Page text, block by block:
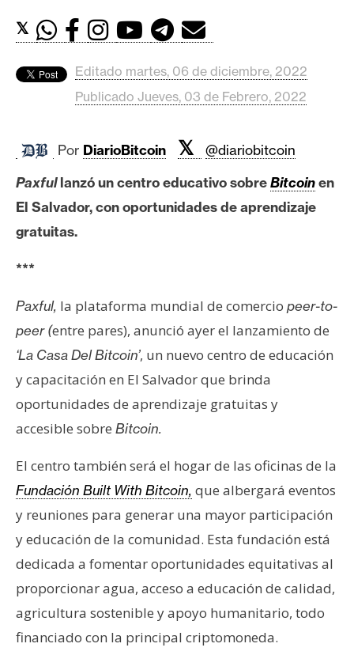
d
o
s
i
c
o
i
n
E
t
h
e
r
u
m
I
A
A
n
á
l
i
𝕏
Editado martes, 06 de diciembre, 2022
Publicado Jueves, 03 de Febrero, 2022
Por DiarioBitcoin 𝕏
@diariobitcoin
Paxfullanzó un centro educativo sobreBitcoinen
El Salvador, con oportunidades de aprendizaje
gratuitas.
***
Paxful, la plataforma mundial de comercio peer-to-
peer (entre pares), anunció ayer el lanzamiento de
‘La Casa Del Bitcoin’, un nuevo centro de educación
y capacitación en El Salvador que brinda
oportunidades de aprendizaje gratuitas y
accesible sobre Bitcoin.
El centro también será el hogar de las oficinas de la
Fundación Built With Bitcoin, que albergará eventos
y reuniones para generar una mayor participación
y educación de la comunidad. Esta fundación está
dedicada a fomentar oportunidades equitativas al
proporcionar agua, acceso a educación de calidad,
agricultura sostenible y apoyo humanitario, todo
financiado con la principal criptomoneda.